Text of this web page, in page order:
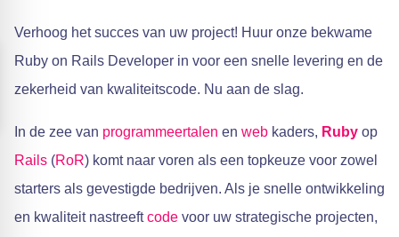
Verhoog het succes van uw project! Huur onze bekwame
Ruby on Rails Developer in voor een snelle levering en de
zekerheid van kwaliteitscode. Nu aan de slag.
In de zee van programmeertalen en web kaders, Ruby op
Rails (RoR) komt naar voren als een topkeuze voor zowel
starters als gevestigde bedrijven. Als je snelle ontwikkeling
en kwaliteit nastreeftcode voor uw strategische projecten,